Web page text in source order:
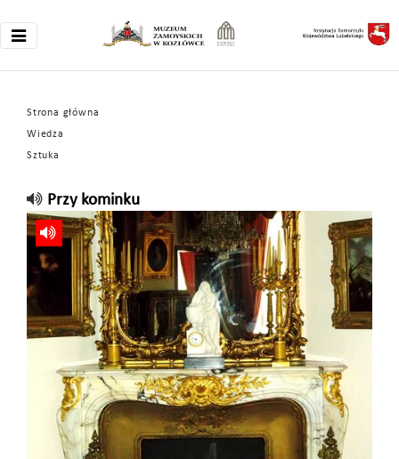
Strona główna
Wiedza
Sztuka
Przy kominku